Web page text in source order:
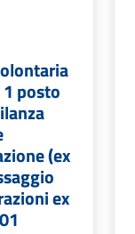
posto
(ex
ex